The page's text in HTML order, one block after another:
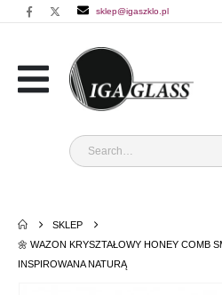
sklep@igaszklo.pl
SKLEP
🌼 WAZON KRYSZTAŁOWY HONEY COMB
INSPIROWANA NATURĄ